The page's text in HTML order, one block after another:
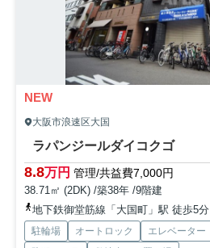
NEW
大阪市浪速区大国
ラパンジールダイコクゴ
8.8万円 管理/共益費7,000円
38.71㎡ (2DK) /築38年 /9階建
地下鉄御堂筋線「大国町」駅 徒歩5分
駐輪場 オートロック エレベーター